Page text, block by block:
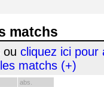
matchs
ou cliquez ici pour
les matchs (+)
abs.